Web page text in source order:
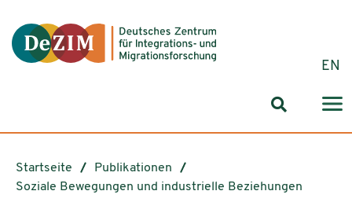
EN
Startseite
Publikationen
Soziale Bewegungen und industrielle Beziehungen